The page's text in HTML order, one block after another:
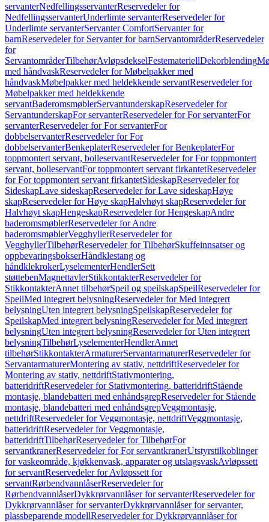
servanterNedfellingsservanterReservedeler for
NedfellingsservanterUnderlimte servanterReservedeler for
Underlimte servanterServanter ComfortServanter for
barnReservedeler for Servanter for barnServantområderReservedeler
for
ServantområderTilbehørAvløpsdekselFestemateriellDekorblending
med håndvaskReservedeler for Møbelpakker med
håndvaskMøbelpakker med heldekkende servantReservedeler for
Møbelpakker med heldekkende
servantBaderomsmøblerServantunderskapReservedeler for
ServantunderskapFor servanterReservedeler for For servanterFor
servanterReservedeler for For servanterFor
dobbelservanterReservedeler for For
dobbelservanterBenkeplaterReservedeler for BenkeplaterFor
toppmontert servant, bolleservantReservedeler for For toppmontert
servant, bolleservantFor toppmontert servant firkantetReservedeler
for For toppmontert servant firkantetSideskapReservedeler for
SideskapLave sideskapReservedeler for Lave sideskapHøye
skapReservedeler for Høye skapHalvhøyt skapReservedeler for
Halvhøyt skapHengeskapReservedeler for HengeskapAndre
baderomsmøblerReservedeler for Andre
baderomsmøblerVegghyllerReservedeler for
VegghyllerTilbehørReservedeler for TilbehørSkuffeinnsatser og
oppbevaringsbokserHåndklestang og
håndklekrokerLyselementerHendlerSett
støttebenMagnettavlerStikkontakterReservedeler for
StikkontakterAnnet tilbehørSpeil og speilskapSpeilReservedeler for
SpeilMed integrert belysningReservedeler for Med integrert
belysningUten integrert belysningSpeilskapReservedeler for
SpeilskapMed integrert belysningReservedeler for Med integrert
belysningUten integrert belysningReservedeler for Uten integrert
belysningTilbehørLyselementerHendlerAnnet
tilbehørStikkontakterArmaturerServantarmaturerReservedeler for
ServantarmaturerMontering av stativ, nettdriftReservedeler for
Montering av stativ, nettdriftStativmontering,
batteridriftReservedeler for Stativmontering, batteridriftStående
montasje, blandebatteri med enhåndsgrepReservedeler for Stående
montasje, blandebatteri med enhåndsgrepVeggmontasje,
nettdriftReservedeler for Veggmontasje, nettdriftVeggmontasje,
batteridriftReservedeler for Veggmontasje,
batteridriftTilbehørReservedeler for TilbehørFor
servantkranerReservedeler for For servantkranerUtstyrstilkoblinger
for vaskeområde, kjøkkenvask, apparater og utslagsvaskAvløpssett
for servantReservedeler for Avløpssett for
servantRørbendvannlåserReservedeler for
RørbendvannlåserDykkrørvannlåser for servanterReservedeler for
Dykkrørvannlåser for servanterDykkrørvannlåser for servanter,
plassbeparende modellReservedeler for Dykkrørvannlåser for